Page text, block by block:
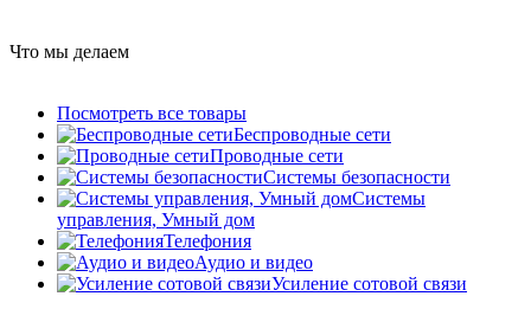
Что мы делаем
Посмотреть все товары
Беспроводные сети
Проводные сети
Системы безопасности
Системы
управления, Умный дом
Телефония
Аудио и видео
Усиление сотовой связи